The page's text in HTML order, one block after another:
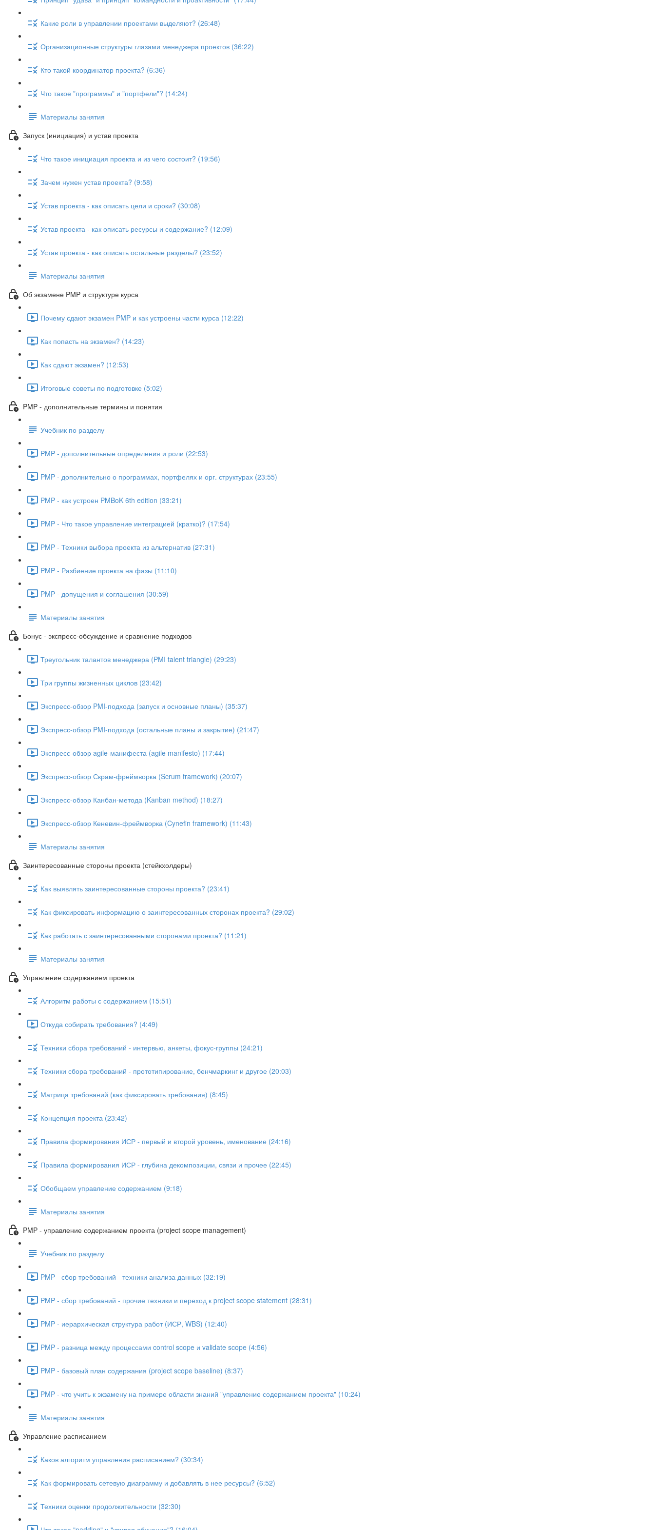
Какие роли в управлении проектами выделяют? (26:48)
Организационные структуры глазами менеджера проектов (36:22)
Кто такой координатор проекта? (6:36)
Что такое "программы" и "портфели"? (14:24)
Материалы занятия
Запуск (инициация) и устав проекта
Что такое инициация проекта и из чего состоит? (19:56)
Зачем нужен устав проекта? (9:58)
Устав проекта - как описать цели и сроки? (30:08)
Устав проекта - как описать ресурсы и содержание? (12:09)
Устав проекта - как описать остальные разделы? (23:52)
Материалы занятия
Об экзамене PMP и структуре курса
Почему сдают экзамен PMP и как устроены части курса (12:22)
Как попасть на экзамен? (14:23)
Как сдают экзамен? (12:53)
Итоговые советы по подготовке (5:02)
PMP - дополнительные термины и понятия
Учебник по разделу
PMP - дополнительные определения и роли (22:53)
PMP - дополнительно о программах, портфелях и орг. структурах (23:55)
PMP - как устроен PMBoK 6th edition (33:21)
PMP - Что такое управление интеграцией (кратко)? (17:54)
PMP - Техники выбора проекта из альтернатив (27:31)
PMP - Разбиение проекта на фазы (11:10)
PMP - допущения и соглашения (30:59)
Материалы занятия
Бонус - экспресс-обсуждение и сравнение подходов
Треугольник талантов менеджера (PMI talent triangle) (29:23)
Три группы жизненных циклов (23:42)
Экспресс-обзор PMI-подхода (запуск и основные планы) (35:37)
Экспресс-обзор PMI-подхода (остальные планы и закрытие) (21:47)
Экспресс-обзор agile-манифеста (agile manifesto) (17:44)
Экспресс-обзор Скрам-фреймворка (Scrum framework) (20:07)
Экспресс-обзор Канбан-метода (Kanban method) (18:27)
Экспресс-обзор Кеневин-фреймворка (Cynefin framework) (11:43)
Материалы занятия
Заинтересованные стороны проекта (стейкхолдеры)
Как выявлять заинтересованные стороны проекта? (23:41)
Как фиксировать информацию о заинтересованных сторонах проекта? (29:02)
Как работать с заинтересованными сторонами проекта? (11:21)
Материалы занятия
Управление содержанием проекта
Алгоритм работы с содержанием (15:51)
Откуда собирать требования? (4:49)
Техники сбора требований - интервью, анкеты, фокус-группы (24:21)
Техники сбора требований - прототипирование, бенчмаркинг и другое (20:03)
Матрица требований (как фиксировать требования) (8:45)
Концепция проекта (23:42)
Правила формирования ИСР - первый и второй уровень, именование (24:16)
Правила формирования ИСР - глубина декомпозиции, связи и прочее (22:45)
Обобщаем управление содержанием (9:18)
Материалы занятия
PMP - управление содержанием проекта (project scope management)
Учебник по разделу
PMP - сбор требований - техники анализа данных (32:19)
PMP - сбор требований - прочие техники и переход к project scope statement (28:31)
PMP - иерархическая структура работ (ИСР, WBS) (12:40)
PMP - разница между процессами control scope и validate scope (4:56)
PMP - базовый план содержания (project scope baseline) (8:37)
PMP - что учить к экзамену на примере области знаний "управление содержанием проекта" (10:24)
Материалы занятия
Управление расписанием
Каков алгоритм управления расписанием? (30:34)
Как формировать сетевую диаграмму и добавлять в нее ресурсы? (6:52)
Техники оценки продолжительности (32:30)